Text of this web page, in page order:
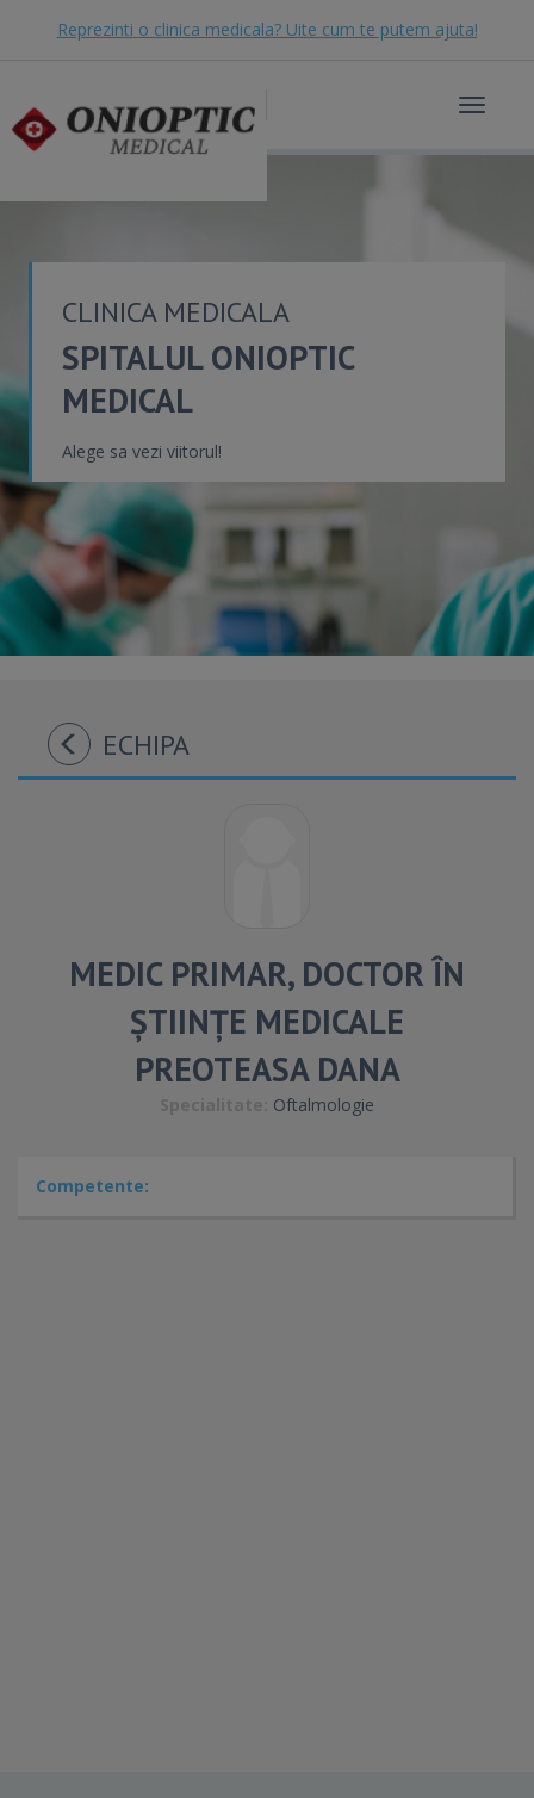
Reprezinti o clinica medicala? Uite cum te putem ajuta!
Toggle
CLINICA MEDICALA
SPITALUL ONIOPTIC
MEDICAL
Alege sa vezi viitorul!
ECHIPA
MEDIC PRIMAR, DOCTOR ÎN
ȘTIINȚE MEDICALE
PREOTEASA DANA
Oftalmologie
Competente: